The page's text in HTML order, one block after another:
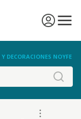
DECORACIONES NOYFE